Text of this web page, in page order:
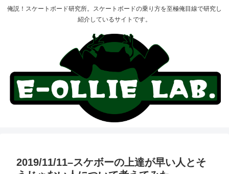
俺説！スケートボード研究所。スケートボードの乗り方を至極俺目線で研究し
紹介しているサイトです。
2019/11/11–スケボーの上達が早い人とそ